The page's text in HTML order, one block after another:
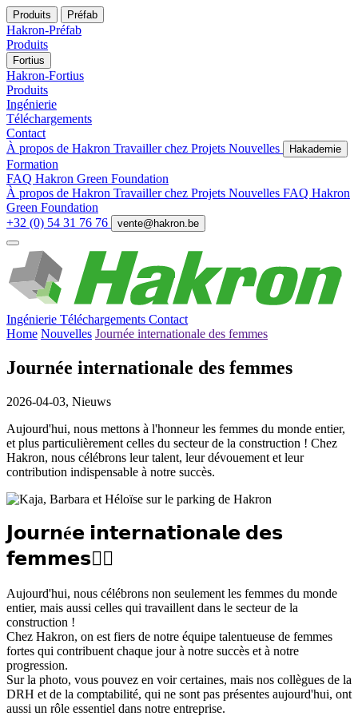
Produits Préfab
Hakron-Préfab
Produits
Fortius
Hakron-Fortius
Produits
Ingénierie
Téléchargements
Contact
À propos de Hakron Travailler chez Projets Nouvelles Hakademie
Formation
FAQ Hakron Green Foundation
À propos de Hakron Travailler chez Projets Nouvelles FAQ Hakron
Green Foundation
+32 (0) 54 31 76 76
vente@hakron.be
Ingénierie Téléchargements Contact
Home Nouvelles Journée internationale des femmes
Journée internationale des femmes
2026-04-03, Nieuws
Aujourd'hui, nous mettons à l'honneur les femmes du monde entier,
et plus particulièrement celles du secteur de la construction ! Chez
Hakron, nous célébrons leur talent, leur dévouement et leur
contribution indispensable à notre succès.
𝗝𝗼𝘂𝗿𝗻é𝗲 𝗶𝗻𝘁𝗲𝗿𝗻𝗮𝘁𝗶𝗼𝗻𝗮𝗹𝗲 𝗱𝗲𝘀
𝗳𝗲𝗺𝗺𝗲𝘀👷‍♀️
Aujourd'hui, nous célébrons non seulement les femmes du monde
entier, mais aussi celles qui travaillent dans le secteur de la
construction !
Chez Hakron, on est fiers de notre équipe talentueuse de femmes
fortes qui contribuent chaque jour à notre succès et à notre
progression.
Sur la photo, vous pouvez en voir certaines, mais nos collègues de la
DRH et de la comptabilité, qui ne sont pas présentes aujourd'hui, ont
aussi un rôle essentiel dans notre entreprise.